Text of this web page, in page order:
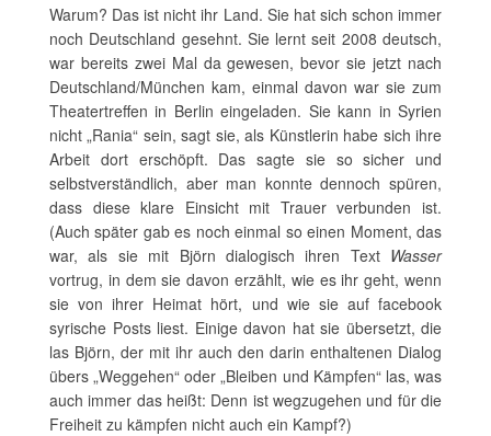
Warum? Das ist nicht ihr Land. Sie hat sich schon immer
noch Deutschland gesehnt. Sie lernt seit 2008 deutsch,
war bereits zwei Mal da gewesen, bevor sie jetzt nach
Deutschland/München kam, einmal davon war sie zum
Theatertreffen in Berlin eingeladen. Sie kann in Syrien
nicht „Rania“ sein, sagt sie, als Künstlerin habe sich ihre
Arbeit dort erschöpft. Das sagte sie so sicher und
selbstverständlich, aber man konnte dennoch spüren,
dass diese klare Einsicht mit Trauer verbunden ist.
(Auch später gab es noch einmal so einen Moment, das
war, als sie mit Björn dialogisch ihren Text Wasser
vortrug, in dem sie davon erzählt, wie es ihr geht, wenn
sie von ihrer Heimat hört, und wie sie auf facebook
syrische Posts liest. Einige davon hat sie übersetzt, die
las Björn, der mit ihr auch den darin enthaltenen Dialog
übers „Weggehen“ oder „Bleiben und Kämpfen“ las, was
auch immer das heißt: Denn ist wegzugehen und für die
Freiheit zu kämpfen nicht auch ein Kampf?)